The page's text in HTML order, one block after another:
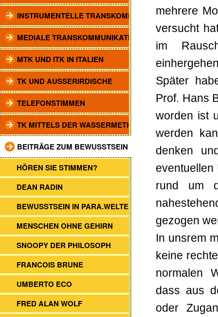
INSTRUMENTELLE TRANSKOMM.
MEDIALE TRANSKOMMUNIKATION
MTK UND ITK IN ITALIEN
TK UND AUSSERIRDISCHE
TELEFONSTIMMEN
TK MITTELS DER WASSERMETHODE
BEITRÄGE ZUM BEWUSSTSEIN
HÖREN SIE STIMMEN?
DEAN RADIN
BEWUSSTSEIN IN PARA.WELTEN
MENSCHEN OHNE GEHIRN
SNOOPY DER PHILOSOPH
FRANCOIS BRUNE
UMBERTO ECO
FRED ALAN WOLF
mehrere
versucht
im
Später
Prof. Hans
worden ist
werden
denken
rund um
gezogen
In unsrem
keine
normalen
dass aus
oder